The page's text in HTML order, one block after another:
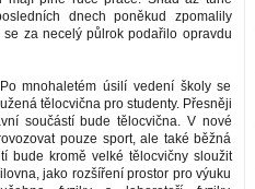
dnech poněkud zpomalily
se za necelý půlrok podařilo opravdu
mnohaletém úsilí vedení školy se
tělocvična pro studenty. Přesněji
součástí bude tělocvična. V nové
pouze sport, ale také běžná
bude kromě velké tělocvičny sloužit
jako rozšíření prostor pro výuku